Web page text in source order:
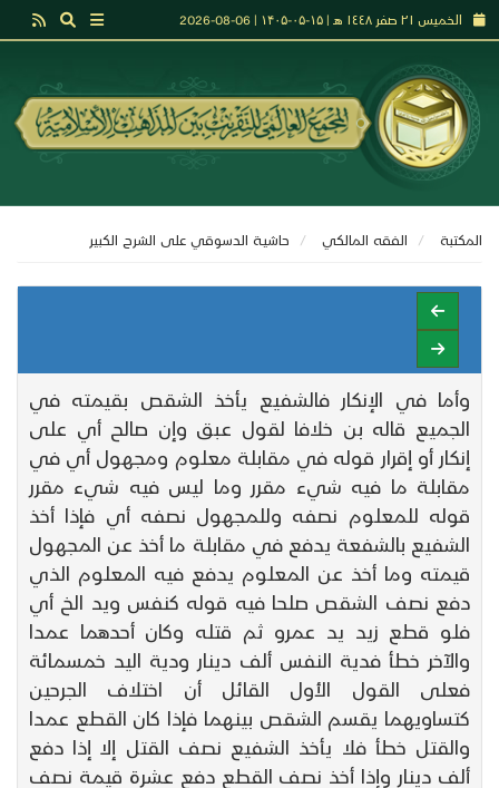
الخميس ٢١ صفر ١٤٤٨ هـ | ۱۵-۰۵-۱۴۰۵ | 06-08-2026
المكتبة الفقه المالكي حاشيـة الدسوقي على الشرح الكبير
وأما في الإنكار فالشفيع يأخذ الشقص بقيمته في
الجميع قاله بن خلافا لقول عبق وإن صالح أي على
إنكار أو إقرار قوله في مقابلة معلوم ومجهول أي في
مقابلة ما فيه شيء مقرر وما ليس فيه شيء مقرر
قوله للمعلوم نصفه وللمجهول نصفه أي فإذا أخذ
الشفيع بالشفعة يدفع في مقابلة ما أخذ عن المجهول
قيمته وما أخذ عن المعلوم يدفع فيه المعلوم الذي
دفع نصف الشقص صلحا فيه قوله كنفس ويد الخ أي
فلو قطع زيد يد عمرو ثم قتله وكان أحدهما عمدا
والآخر خطأ فدية النفس ألف دينار ودية اليد خمسمائة
فعلى القول الأول القائل أن اختلاف الجرحين
كتساويهما يقسم الشقص بينهما فإذا كان القطع عمدا
والقتل خطأ فلا يأخذ الشفيع نصف القتل إلا إذا دفع
ألف دينار وإذا أخذ نصف القطع دفع عشرة قيمة نصف